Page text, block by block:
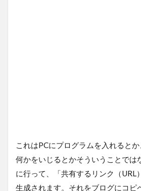
これはPCにプログラムを入れると
何かをいじるとかそういうことでは
に行って、「共有するリンク（URL
生成されます。それをブログにコピ